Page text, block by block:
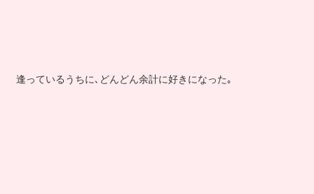
逢っているうちに､どんどん余計に好きになった｡